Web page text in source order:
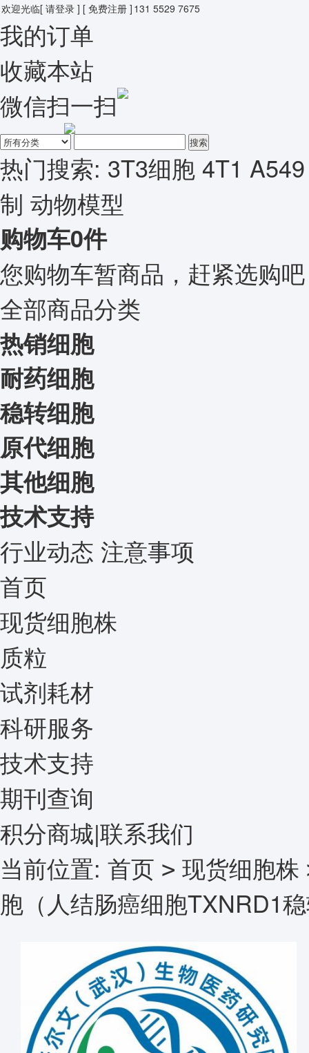
欢迎光临[ 请登录 ] [ 免费注册 ] 131 5529 7675
我的订单
收藏本站
微信扫一扫
搜索
热门搜索: 3T3细胞 4T1 A549
制 动物模型
购物车0件
您购物车暂商品，赶紧选购
全部商品分类
热销细胞
耐药细胞
稳转细胞
原代细胞
其他细胞
技术支持
行业动态 注意事项
首页
现货细胞株
质粒
试剂耗材
科研服务
技术支持
期刊查询
积分商城|联系我们
当前位置: 首页 > 现货细胞株
胞（人结肠癌细胞TXNRD1